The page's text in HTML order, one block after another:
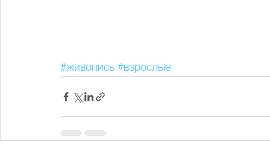
#живопись #взрослые